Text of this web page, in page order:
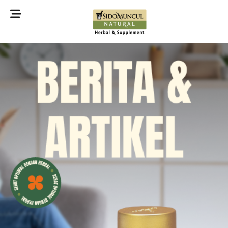
©2022 Sidomuncul Natural All right reserved